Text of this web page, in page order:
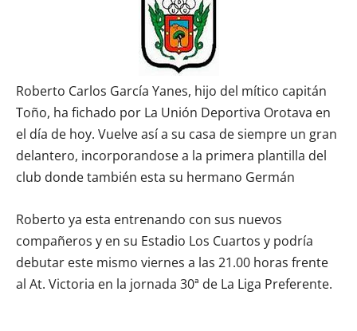
Roberto Carlos García Yanes, hijo del mítico capitán
Toño, ha fichado por La Unión Deportiva Orotava en
el día de hoy. Vuelve así a su casa de siempre un gran
delantero, incorporandose a la primera plantilla del
club donde también esta su hermano Germán
Roberto ya esta entrenando con sus nuevos
compañeros y en su Estadio Los Cuartos y podría
debutar este mismo viernes a las 21.00 horas frente
al At. Victoria en la jornada 30ª de La Liga Preferente.